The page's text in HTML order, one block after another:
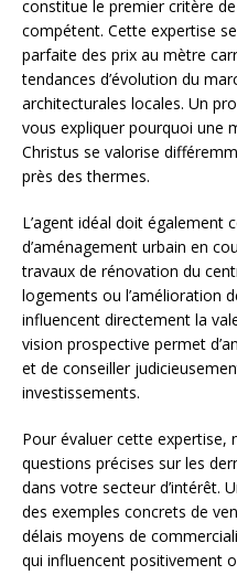
constitue le premier critère
compétent. Cette expertise
parfaite des prix au mètre
tendances d’évolution du
architecturales locales. Un
vous expliquer pourquoi une
Christus se valorise
près des thermes.
L’agent idéal doit également
d’aménagement urbain en
travaux de rénovation du
logements ou l’amélioration
influencent directement la
vision prospective permet
et de conseiller
investissements.
Pour évaluer cette expertise,
questions précises sur les
dans votre secteur d’intérêt.
des exemples concrets de
délais moyens de
qui influencent positivement